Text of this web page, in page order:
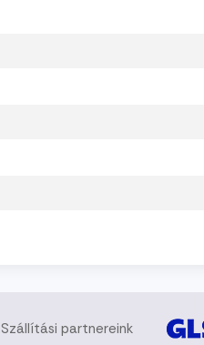
Szállítási partnereink